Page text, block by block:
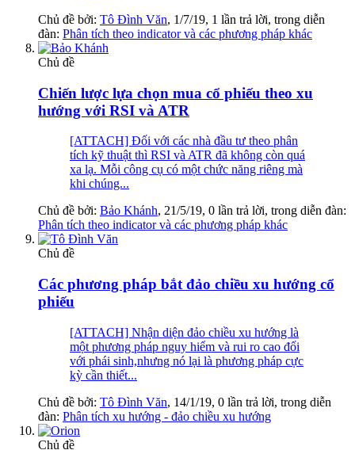
Chủ đề bởi: Tô Đình Văn, 1/7/19, 1 lần trả lời, trong diễn
đàn: Phân tích theo indicator và các phương pháp khác
Chủ đề
Chiến lược lựa chọn mua cổ phiếu theo xu
hướng với RSI và ATR
[ATTACH] Đối với các nhà đầu tư theo phân
tích kỹ thuật thì RSI và ATR đã không còn quá
xa lạ. Mỗi công cụ có một chức năng riêng mà
khi chúng...
Chủ đề bởi: Bảo Khánh, 21/5/19, 0 lần trả lời, trong diễn đàn:
Phân tích theo indicator và các phương pháp khác
Chủ đề
Các phương pháp bắt đảo chiều xu hướng cổ
phiếu
[ATTACH] Nhận diện đảo chiều xu hướng là
một phương pháp nguy hiểm và rui ro cao đối
với phái sinh,nhưng nó lại là phương pháp cực
kỳ cần thiết...
Chủ đề bởi: Tô Đình Văn, 14/1/19, 0 lần trả lời, trong diễn
đàn: Phân tích xu hướng - đảo chiều xu hướng
Chủ đề